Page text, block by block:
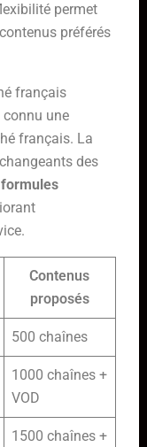
permet
préférés
français
connu une
français. La
des
formules
Contenus
proposés
500 chaînes
1000 chaînes +
VOD
1500 chaînes +